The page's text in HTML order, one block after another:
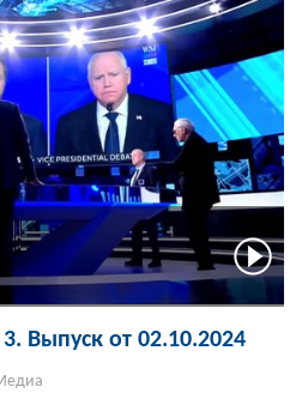
Выпуск от 02.10.2024